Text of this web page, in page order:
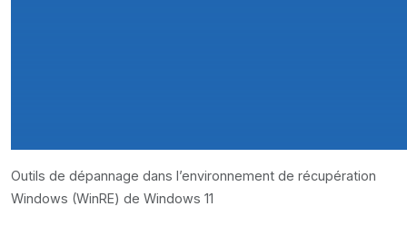
Outils de dépannage dans l’environnement de récupération
Windows (WinRE) de Windows 11